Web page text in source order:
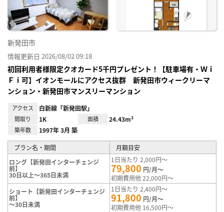
新発田市
情報更新日 2026/08/02 09:18
初回利用者様限定クオカード5千円プレゼント！【駐車場有・Ｗｉ
Ｆｉ可】イオンモールにアクセス抜群 新発田市ウィークリーマ
ンション・新発田市マンスリーマンション
アクセス 白新線「新発田駅」
間取り 1K 面積 24.43m²
築年数 1997年 3月 築
プラン名・期間
月額目安
ロング【新発田インターチェンジ
前】
30日以上～365日未満
1日当たり 2,000円～
79,800 円/月～
初期費用他 22,000円～
ショート【新発田インターチェンジ
前】
～30日未満
1日当たり 2,400円～
91,800 円/月～
初期費用他 16,500円～